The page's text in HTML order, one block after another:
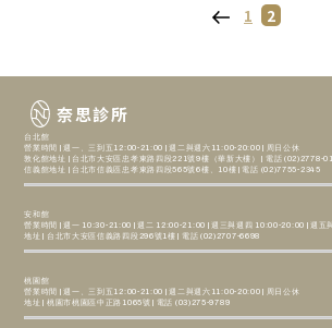
P
o
t
p
a
Previous
Page
1 Page
2
奈思診所
台北館
營業時間 | 週一、三到五12:00-21:00 | 週二與週六11:00-20:00 | 周日公休
敦化館地址 | 台北市大安區忠孝東路四段221號9樓（華新大樓） | 電話 (02)2778-
信義館地址 | 台北市信義區忠孝東路四段565號6樓、10樓 | 電話 (02)7755-2345
安和館
營業時間 | 週一 10:30-21:00 | 週二 12:00-21:00 | 週三與週四 10:00-20:00 | 週五
地址 | 台北市大安區信義路四段296號1樓 | 電話 (02)2707-6698
桃園館
營業時間 | 週一、三到五12:00-21:00 | 週二與週六11:00-20:00 | 周日公休
地址 | 桃園市桃園區中正路1065號 | 電話 (03)275-9789